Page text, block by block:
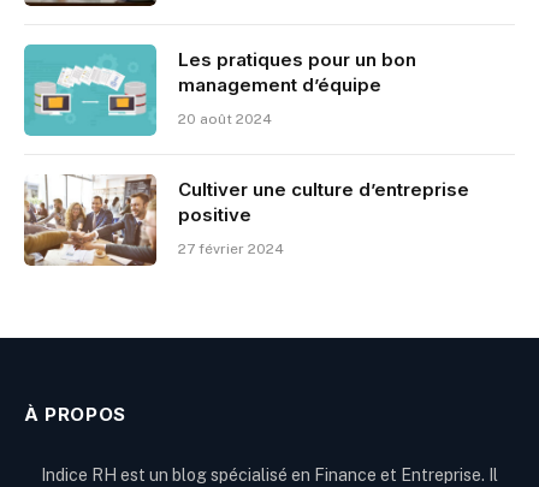
Les pratiques pour un bon
management d’équipe
20 août 2024
Cultiver une culture d’entreprise
positive
27 février 2024
À PROPOS
Indice RH est un blog spécialisé en Finance et Entreprise. Il